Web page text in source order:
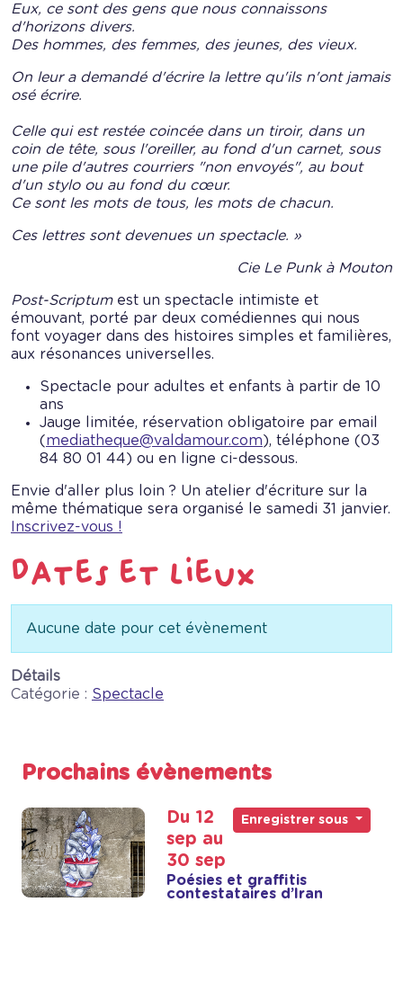
Eux, ce sont des gens que nous connaissons
d'horizons divers.
Des hommes, des femmes, des jeunes, des vieux.
On leur a demandé d'écrire la lettre qu'ils n'ont jamais
osé écrire.
Celle qui est restée coincée dans un tiroir, dans un
coin de tête, sous l'oreiller, au fond d'un carnet, sous
une pile d'autres courriers "non envoyés", au bout
d'un stylo ou au fond du cœur.
Ce sont les mots de tous, les mots de chacun.
Ces lettres sont devenues un spectacle. »
Cie Le Punk à Mouton
Post-Scriptumest un spectacle intimiste et
émouvant, porté par deux comédiennes qui nous
font voyager dans des histoires simples et familières,
aux résonances universelles.
Spectacle pour adultes et enfants à partir de 10
ans
Jauge limitée, réservation obligatoire par email
(mediatheque@valdamour.com), téléphone (03
84 80 01 44) ou en ligne ci-dessous.
Envie d'aller plus loin ? Un atelier d'écriture sur la
même thématique sera organisé le samedi 31 janvier.
Inscrivez-vous !
Info
Aucune date pour cet évènement
Détails
Catégorie : Spectacle
Prochains évènements
Du 12
sep au
30 sep
Enregistrer sous
Poésies et graffitis
contestataires d’Iran